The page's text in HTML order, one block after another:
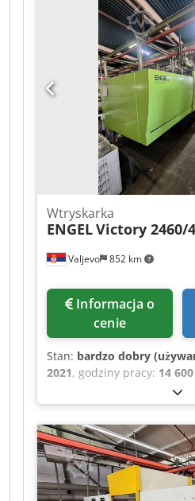
na naszej platformie.
Valjevo 852 km
Wtryskarka
ENGELVictory 2460/
cenie
Stan: bardzo dobry
2021, godziny pracy: 14
, numer
248760, siła zacisku:40
70 mm, pojemność
ciśnienie wtrysku:1 650
1 030 g, wysokość formy
wyrzutu:964 000 N, skok
skok otwarcia: 1 000 mm,